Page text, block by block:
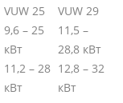
VUW 25
VUW 29
9,6 – 25
кВт
11,5 –
28,8 кВт
11,2 – 28
кВт
12,8 – 32
кВт